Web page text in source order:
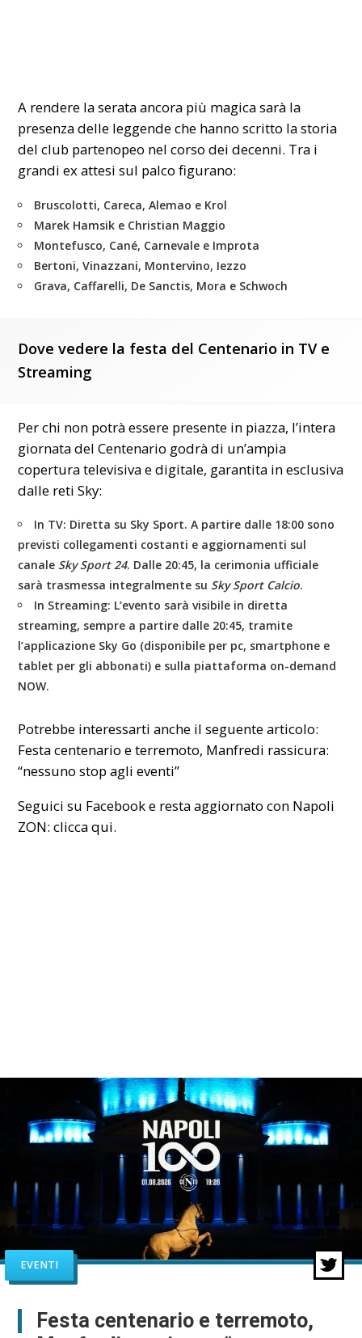
A rendere la serata ancora più magica sarà la
presenza delle leggende che hanno scritto la storia
del club partenopeo nel corso dei decenni. Tra i
grandi ex attesi sul palco figurano:
Bruscolotti, Careca, Alemao e Krol
Marek Hamsik e Christian Maggio
Montefusco, Cané, Carnevale e Improta
Bertoni, Vinazzani, Montervino, Iezzo
Grava, Caffarelli, De Sanctis, Mora e Schwoch
Dove vedere la festa del Centenario in TV e
Streaming
Per chi non potrà essere presente in piazza, l’intera
giornata del Centenario godrà di un’ampia
copertura televisiva e digitale, garantita in esclusiva
dalle reti Sky:
In TV: Diretta su Sky Sport. A partire dalle 18:00 sono
previsti collegamenti costanti e aggiornamenti sul
canale Sky Sport 24. Dalle 20:45, la cerimonia ufficiale
sarà trasmessa integralmente su Sky Sport Calcio.
In Streaming: L’evento sarà visibile in diretta
streaming, sempre a partire dalle 20:45, tramite
l’applicazione Sky Go (disponibile per pc, smartphone e
tablet per gli abbonati) e sulla piattaforma on-demand
NOW.
Potrebbe interessarti anche il seguente articolo:
Festa centenario e terremoto, Manfredi rassicura:
“nessuno stop agli eventi”
Seguici su Facebook e resta aggiornato con Napoli
ZON:clicca qui.
EVENTI
Festa centenario e terremoto,